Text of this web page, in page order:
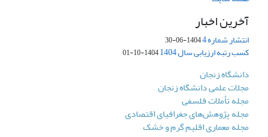
آخرین اخبار
انتشار شماره 4 1404-06-30
کسب رتبه ارزیابی سال 1404 1404-10-01
دانشگاه زنجان
مجلات علمی دانشگاه زنجان
مجله تأملات فلسفی
مجله پژوهش‌های جغرافیای اقتصادی
مجله معماری اقلیم گرم و خشک